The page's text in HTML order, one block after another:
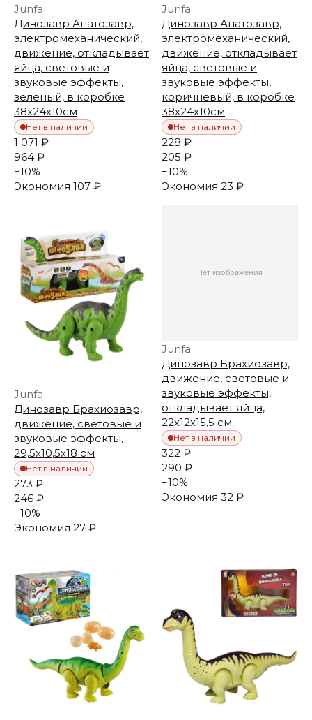
Junfa
Динозавр Апатозавр,
электромеханический,
движение, откладывает
яйца, световые и
звуковые эффекты,
зеленый, в коробке
38х24х10см
Нет в наличии
1 071 ₽
964 ₽
−10%
Экономия 107 ₽
Junfa
Динозавр Апатозавр,
электромеханический,
движение, откладывает
яйца, световые и
звуковые эффекты,
коричневый, в коробке
38х24х10см
Нет в наличии
228 ₽
205 ₽
−10%
Экономия 23 ₽
Junfa
Динозавр Брахиозавр,
движение, световые и
звуковые эффекты,
29,5х10,5х18 см
Нет в наличии
273 ₽
246 ₽
−10%
Экономия 27 ₽
Junfa
Динозавр Брахиозавр,
движение, световые и
звуковые эффекты,
откладывает яйца,
22х12х15,5 см
Нет в наличии
322 ₽
290 ₽
−10%
Экономия 32 ₽